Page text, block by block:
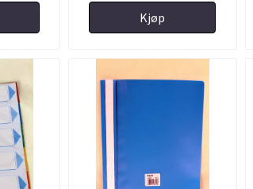
Kjøp